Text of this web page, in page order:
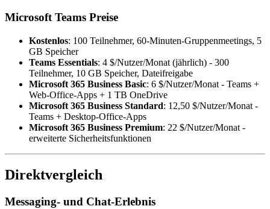
Microsoft Teams Preise
Kostenlos: 100 Teilnehmer, 60-Minuten-Gruppenmeetings, 5
GB Speicher
Teams Essentials: 4 $/Nutzer/Monat (jährlich) - 300
Teilnehmer, 10 GB Speicher, Dateifreigabe
Microsoft 365 Business Basic: 6 $/Nutzer/Monat - Teams +
Web-Office-Apps + 1 TB OneDrive
Microsoft 365 Business Standard: 12,50 $/Nutzer/Monat -
Teams + Desktop-Office-Apps
Microsoft 365 Business Premium: 22 $/Nutzer/Monat -
erweiterte Sicherheitsfunktionen
Direktvergleich
Messaging- und Chat-Erlebnis